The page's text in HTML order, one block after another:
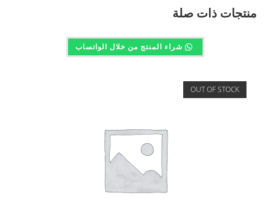
منتجات ذات صلة
شراء المنتج من خلال الواتساب
OUT OF STOCK